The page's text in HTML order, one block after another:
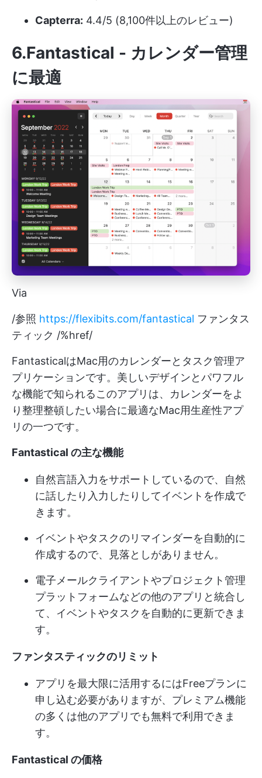
Capterra: 4.4/5 (8,100件以上のレビュー)
6.Fantastical - カレンダー管理
に最適
Via
/参照 https://flexibits.com/fantastical ファンタス
ティック /%href/
FantasticalはMac用のカレンダーとタスク管理ア
プリケーションです。美しいデザインとパワフル
な機能で知られるこのアプリは、カレンダーをよ
り整理整頓したい場合に最適なMac用生産性アプ
リの一つです。
Fantastical の主な機能
自然言語入力をサポートしているので、自然
に話したり入力したりしてイベントを作成で
きます。
イベントやタスクのリマインダーを自動的に
作成するので、見落としがありません。
電子メールクライアントやプロジェクト管理
プラットフォームなどの他のアプリと統合し
て、イベントやタスクを自動的に更新できま
す。
ファンタスティックのリミット
アプリを最大限に活用するにはFreeプランに
申し込む必要がありますが、プレミアム機能
の多くは他のアプリでも無料で利用できま
す。
Fantastical の価格